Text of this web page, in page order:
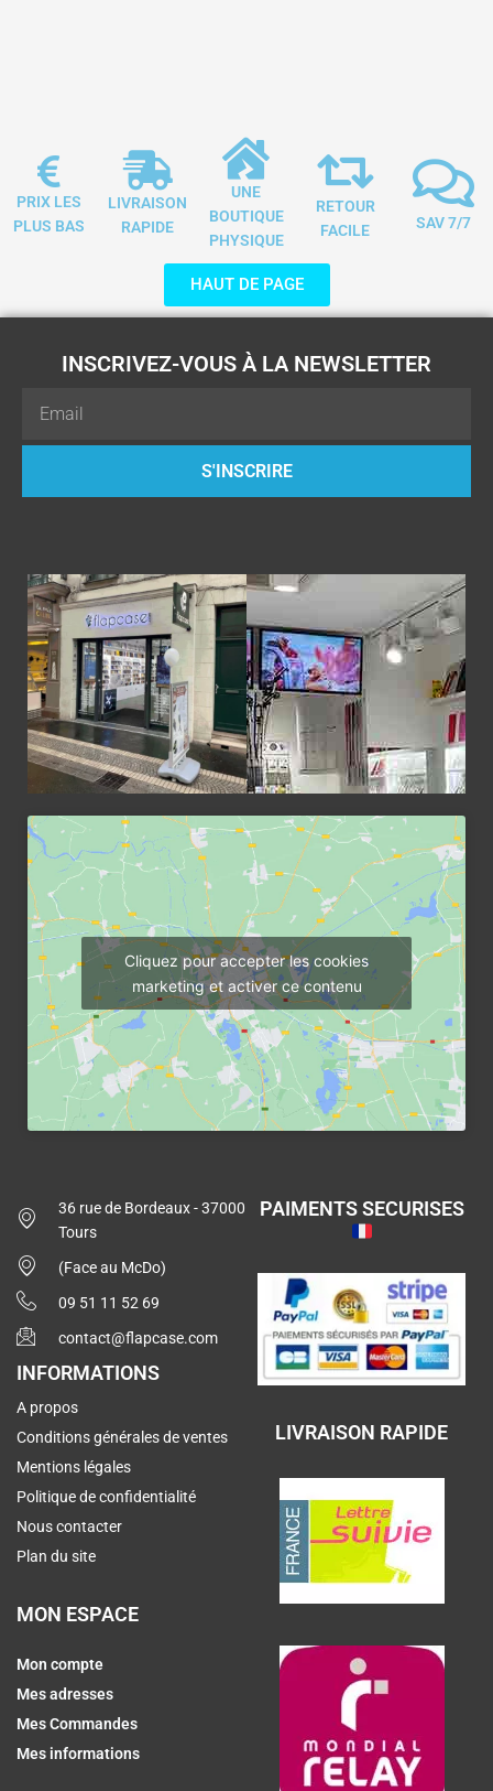
PRIX LES
PLUS BAS
LIVRAISON
RAPIDE
UNE
BOUTIQUE
PHYSIQUE
RETOUR
FACILE
SAV 7/7
HAUT DE PAGE
INSCRIVEZ-VOUS À LA NEWSLETTER
S'INSCRIRE
Cliquez pour accepter les cookies
marketing et activer ce contenu
36 rue de Bordeaux - 37000
Tours
(Face au McDo)
09 51 11 52 69
contact@flapcase.com
INFORMATIONS
A propos
Conditions générales de ventes
Mentions légales
Politique de confidentialité
Nous contacter
Plan du site
MON ESPACE
Mon compte
Mes adresses
Mes Commandes
Mes informations
PAIMENTS SECURISES
LIVRAISON RAPIDE